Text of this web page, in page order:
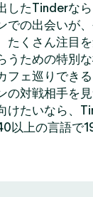
したTinderな
での出会いが
たくさん注目
うための特別
フェ巡りでき
の対戦相手を
けたいなら、
以上の言語で